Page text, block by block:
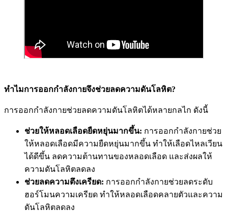
ทำไมการออกกำลังกายจึงช่วยลดความดันโลหิต?
การออกกำลังกายช่วยลดความดันโลหิตได้หลายกลไก ดังนี้
ช่วยให้หลอดเลือดยืดหยุ่นมากขึ้น: การออกกำลังกายช่วย
ให้หลอดเลือดมีความยืดหยุ่นมากขึ้น ทำให้เลือดไหลเวียน
ได้ดีขึ้น ลดความต้านทานของหลอดเลือด และส่งผลให้
ความดันโลหิตลดลง
ช่วยลดความตึงเครียด: การออกกำลังกายช่วยลดระดับ
ฮอร์โมนความเครียด ทำให้หลอดเลือดคลายตัวและความ
ดันโลหิตลดลง